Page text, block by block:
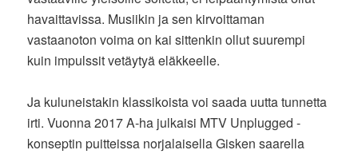
havaittavissa. Musiikin ja sen kirvoittaman
vastaanoton voima on kai sittenkin ollut suurempi
kuin impulssit vetäytyä eläkkeelle.
Ja kuluneistakin klassikoista voi saada uutta tunnetta
irti. Vuonna 2017 A-ha julkaisi MTV Unplugged -
konseptin puitteissa norjalaisella Gisken saarella